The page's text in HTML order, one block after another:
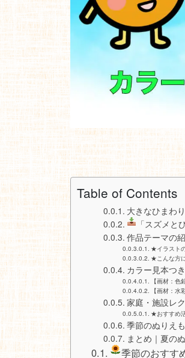
Table of Contents
大きなひまわ
「スズメと
作品テーマの
★イラスト
★こんな方
カラー見本つ
【画材：色
【画材：水
家庭・施設レ
★おすすめ
季節のぬりえ
まとめ｜夏の
季節のおすす